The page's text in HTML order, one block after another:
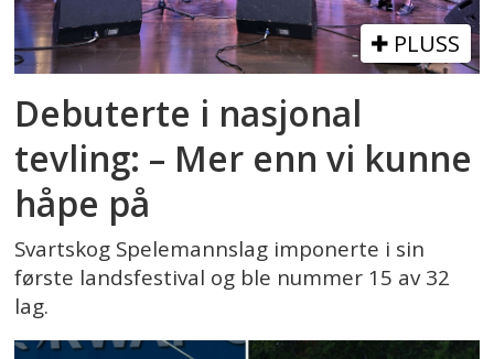
PLUSS
Debuterte i nasjonal
tevling: – Mer enn vi kunne
håpe på
Svartskog Spelemannslag imponerte i sin
første landsfestival og ble nummer 15 av 32
lag.